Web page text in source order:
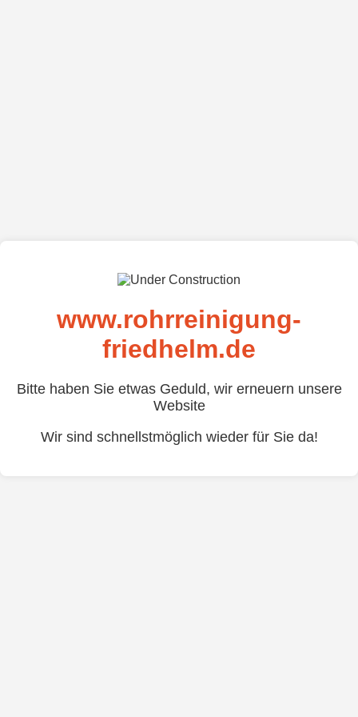
www.rohrreinigung-
friedhelm.de
Bitte haben Sie etwas Geduld, wir erneuern unsere
Website
Wir sind schnellstmöglich wieder für Sie da!